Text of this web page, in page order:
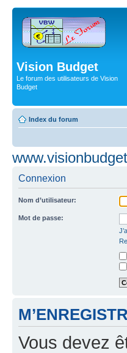
Vision Budget
Le forum des utilisateurs de Vision
Budget
Index du forum
Connexion
Nom d’utilisateur:
Mot de passe:
Vous devez